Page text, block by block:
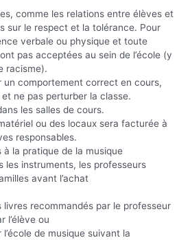
comme les relations entre élèves et
sur le respect et la tolérance. Pour
verbale ou physique et toute
pas acceptées au sein de l’école (y
racisme).
un comportement correct en cours,
ne pas perturber la classe.
les salles de cours.
ou des locaux sera facturée à
responsables.
à la pratique de la musique
les instruments, les professeurs
avant l’achat
recommandés par le professeur
l’élève ou
de musique suivant la